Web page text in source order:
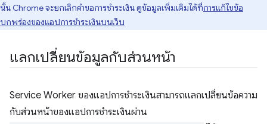
นั้น Chrome จะยกเลิกคำขอการชำระเงิน ดูข้อมูลเพิ่มเติมได้ที่การแก้ไขข้อ
บกพร่องของแอปการชำระเงินบนเว็บ
แลกเปลี่ยนข้อมูลกับส่วนหน้า
Service Worker ของแอปการชำระเงินสามารถแลกเปลี่ยนข้อความ
กับส่วนหน้าของแอปการชำระเงินผ่าน